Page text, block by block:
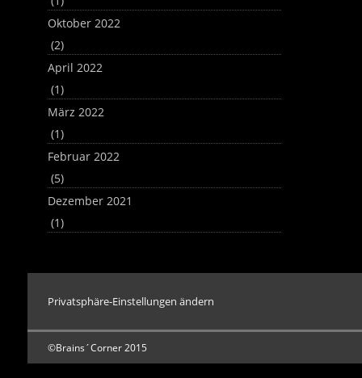
Oktober 2022
(2)
April 2022
(1)
März 2022
(1)
Februar 2022
(5)
Dezember 2021
(1)
Privatsphäre-Einstellungen ändern
©Brains´Corner 2015